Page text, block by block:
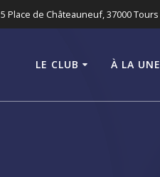
Place de Châteauneuf, 37000 Tours
LE CLUB À LA UNE